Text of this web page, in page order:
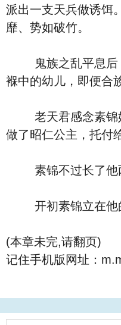
派出一支天兵做诱饵
靡、势如破竹。
鬼族之乱平息后，
褓中的幼儿，即便合
老天君感念素锦她
做了昭仁公主，托付
素锦不过长了他两
开初素锦立在他的
(本章未完,请翻页)
记住手机版网址：